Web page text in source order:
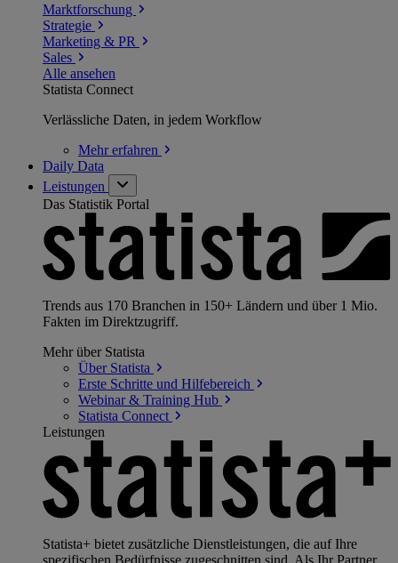
Marktforschung
Strategie
Marketing & PR
Sales
Alle ansehen
Statista Connect
Verlässliche Daten, in jedem Workflow
Mehrerfahren
Daily Data
Leistungen
Das Statistik Portal
Trends aus 170 Branchen in 150+ Ländern und über 1 Mio.
Fakten im Direktzugriff.
Mehr über Statista
Über Statista
Erste Schritte und Hilfebereich
Webinar & Training Hub
Statista Connect
Leistungen
Statista+ bietet zusätzliche Dienstleistungen, die auf Ihre
spezifischen Bedürfnisse zugeschnitten sind. Als Ihr Partner